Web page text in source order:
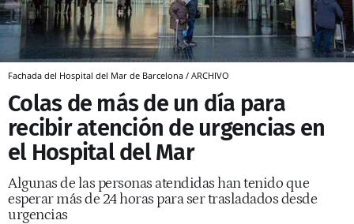
Fachada del Hospital del Mar de Barcelona / ARCHIVO
Colas de más de un día para
recibir atención de urgencias en
el Hospital del Mar
Algunas de las personas atendidas han tenido que
esperar más de 24 horas para ser trasladados desde
urgencias